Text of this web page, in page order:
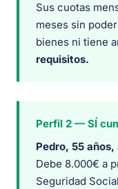
Sus cuotas
meses sin
bienes ni tiene
requisitos.
Perfil 2 — SÍ
Pedro, 55
Debe 8.000€ a
Seguridad